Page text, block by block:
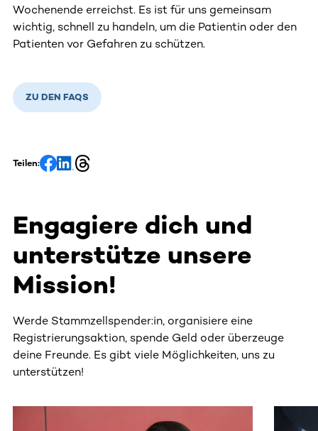
Wochenende erreichst. Es ist für uns gemeinsam
wichtig, schnell zu handeln, um die Patientin oder den
Patienten vor Gefahren zu schützen.
ZU DEN FAQS
Teilen:
Engagiere dich und
unterstütze unsere
Mission!
Werde Stammzellspender:in, organisiere eine
Registrierungsaktion, spende Geld oder überzeuge
deine Freunde. Es gibt viele Möglichkeiten, uns zu
unterstützen!
Dieser Bereich enthält horizontal scrollbare Inhalte.